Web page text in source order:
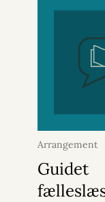
Arrangement
2026
Guidet